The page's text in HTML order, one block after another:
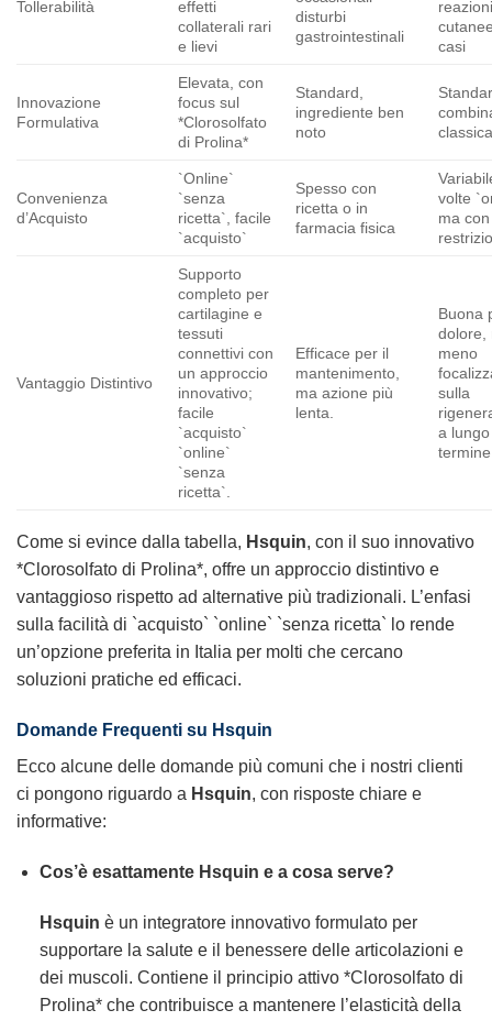
Tollerabilità
effetti
collaterali rari
e lievi
disturbi
gastrointestinali
casi
Innovazione
Formulativa
Elevata, con
focus sul
*Clorosolfato
di Prolina*
Standard,
ingrediente ben
noto
Convenienza
d’Acquisto
`Online`
`senza
ricetta`, facile
`acquisto`
Spesso con
ricetta o in
farmacia fisica
volte
ma con
Vantaggio Distintivo
Supporto
completo per
cartilagine e
tessuti
connettivi con
un approccio
innovativo;
facile
`acquisto`
`online`
`senza
ricetta`.
Efficace per il
mantenimento,
ma azione più
lenta.
Buona
dolore,
meno
sulla
a lungo
Come si evince dalla tabella, Hsquin, con il suo innovativo
*Clorosolfato di Prolina*, offre un approccio distintivo e
vantaggioso rispetto ad alternative più tradizionali. L’enfasi
sulla facilità di `acquisto` `online` `senza ricetta` lo rende
un’opzione preferita in Italia per molti che cercano
soluzioni pratiche ed efficaci.
Domande Frequenti su Hsquin
Ecco alcune delle domande più comuni che i nostri clienti
ci pongono riguardo a Hsquin, con risposte chiare e
informative:
Cos’è esattamente Hsquin e a cosa serve?
Hsquin è un integratore innovativo formulato per
supportare la salute e il benessere delle articolazioni e
dei muscoli. Contiene il principio attivo *Clorosolfato di
Prolina* che contribuisce a mantenere l’elasticità della